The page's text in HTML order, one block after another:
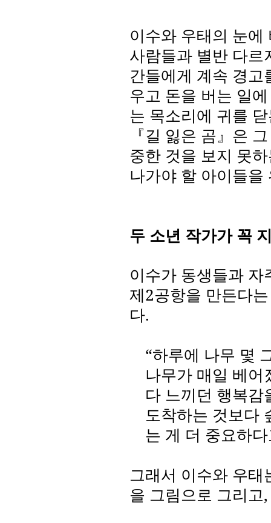
이수와 우태의 눈
사람들과 별반 다르
간들에게 계속 경고
우고 돈을 버는 일
는 목소리에 귀를
『길 잃은 곰』은
중한 것을 보지 못
나가야 할 아이들을
두 소년 작가가 꼭
이수가 동생들과
제2공항을 만든다
다.
“하루에 나무 몇
나무가 매일 베어
다 느끼던 행복
도착하는 것보다
는 게 더 중요하
그래서 이수와 우
을 그림으로 그리고